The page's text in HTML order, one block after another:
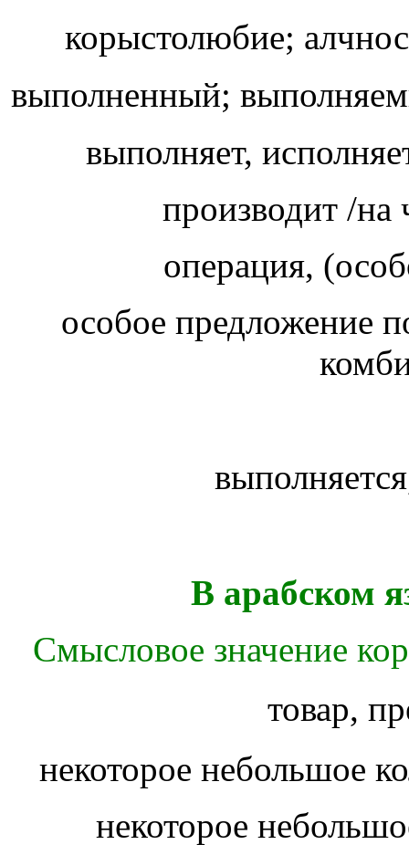
корыстолюбие;
выполненный;
выполняет,
операция,
особое предложение
В арабском
Смысловое значение
товар,
некоторое небольшое
некоторое